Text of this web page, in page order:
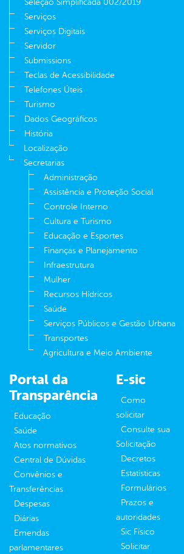
Seleção Simplificada 002/2019
Serviços
Serviços Digitais
Servidor
Submissions
Teclas de Acessibilidade
Telefones Úteis
Turismo
Dados Geográficos
História
Localização
Secretarias
Administração
Assistência e Proteção Social
Controle Interno
Cultura e Turismo
Educação e Esportes
Finanças e Planejamento
Infraestrutura
Mulher
Recursos Hídricos
Saúde
Serviços Públicos e Gestão Urbana
Transportes
Agricultura e Meio Ambiente
Portal da
Transparência
Educação
Saúde
Atos normativos
Central de Dúvidas
Convênios e
Transferências
Despesas
Diárias
Emendas
parlamentares
E-sic
Como
solicitar
Consulte sua
Solicitação
Decretos
Estatísticas
Formulários
Prazos e
autoridades
Sic Físico
Solicitar